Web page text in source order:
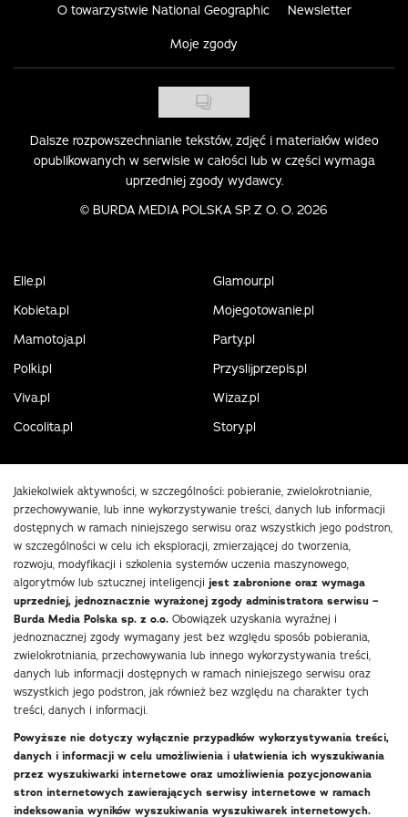
O towarzystwie National Geographic Newsletter
Moje zgody
Dalsze rozpowszechnianie tekstów, zdjęć i materiałów wideo
opublikowanych w serwisie w całości lub w części wymaga
uprzedniej zgody wydawcy.
© BURDA MEDIA POLSKA SP. Z O. O. 2026
Elle.pl
Glamour.pl
Kobieta.pl
Mojegotowanie.pl
Mamotoja.pl
Party.pl
Polki.pl
Przyslijprzepis.pl
Viva.pl
Wizaz.pl
Cocolita.pl
Story.pl
Jakiekolwiek aktywności, w szczególności: pobieranie, zwielokrotnianie,
przechowywanie, lub inne wykorzystywanie treści, danych lub informacji
dostępnych w ramach niniejszego serwisu oraz wszystkich jego podstron,
w szczególności w celu ich eksploracji, zmierzającej do tworzenia,
rozwoju, modyfikacji i szkolenia systemów uczenia maszynowego,
algorytmów lub sztucznej inteligencji jest zabronione oraz wymaga
uprzedniej, jednoznacznie wyrażonej zgody administratora serwisu –
Burda Media Polska sp. z o.o. Obowiązek uzyskania wyraźnej i
jednoznacznej zgody wymagany jest bez względu sposób pobierania,
zwielokrotniania, przechowywania lub innego wykorzystywania treści,
danych lub informacji dostępnych w ramach niniejszego serwisu oraz
wszystkich jego podstron, jak również bez względu na charakter tych
treści, danych i informacji.
Powyższe nie dotyczy wyłącznie przypadków wykorzystywania treści,
danych i informacji w celu umożliwienia i ułatwienia ich wyszukiwania
przez wyszukiwarki internetowe oraz umożliwienia pozycjonowania
stron internetowych zawierających serwisy internetowe w ramach
indeksowania wyników wyszukiwania wyszukiwarek internetowych.